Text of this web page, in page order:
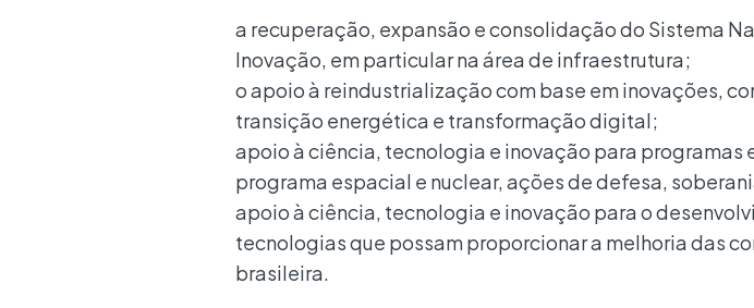
a recuperação, expansão e consolidação do Sistema
Inovação, em particular na área de infraestrutura;
o apoio à reindustrialização com base em inovações,
transição energética e transformação digital;
apoio à ciência, tecnologia e inovação para programas
programa espacial e nuclear, ações de defesa,
apoio à ciência, tecnologia e inovação para o
tecnologias que possam proporcionar a melhoria das
brasileira.